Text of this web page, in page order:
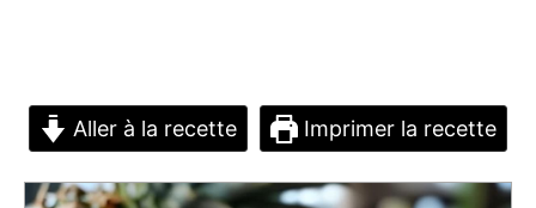
Aller à la recette Imprimer la recette